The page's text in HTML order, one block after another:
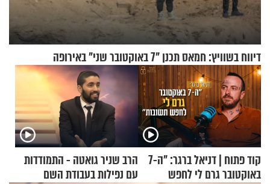
דיווח בשוויץ: חמאס תכנן "7 באוקטובר שני" באירופה
קוד פתוח | דניאל ברגר: "ה-7
באוקטובר גרם לי לחפש
הרב שניר גואטה - התמודדות
עם נפילות בעבודת השם